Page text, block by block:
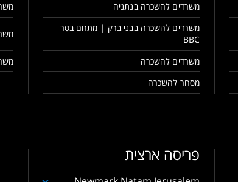
משרדים להשכרה בנתניה
משרדים להשכרה בבני ברק | מתחם בסר
BBC
משרדים להשכרה
מסחר להשכרה
פריסה ארצית